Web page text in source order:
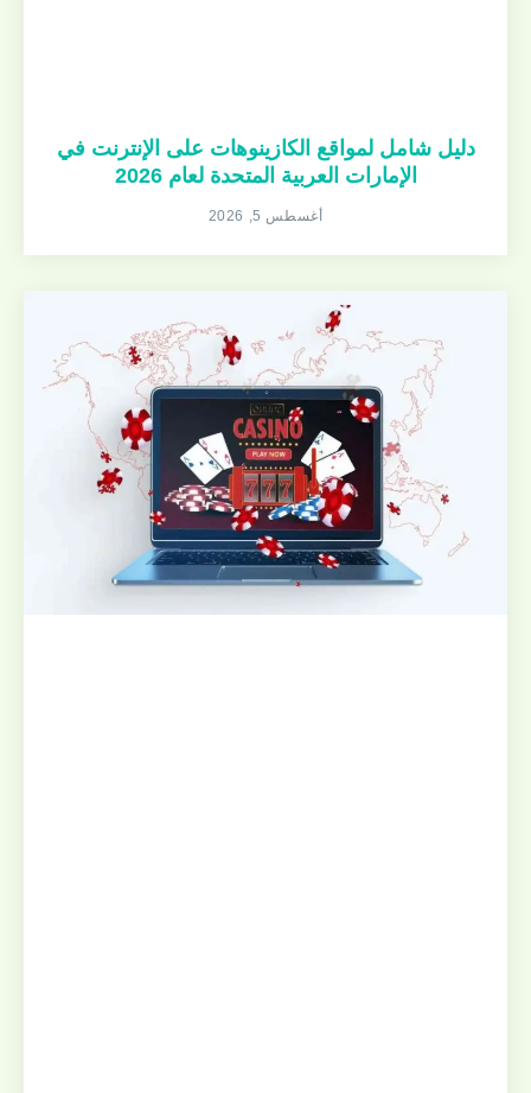
دليل شامل لمواقع الكازينوهات على الإنترنت في
الإمارات العربية المتحدة لعام 2026
أغسطس 5, 2026